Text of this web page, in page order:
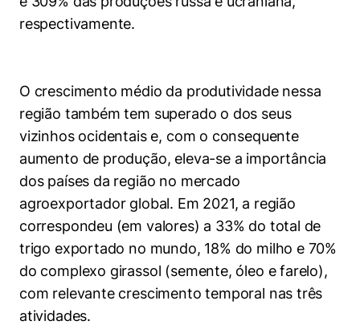
respectivamente.
O crescimento médio da produtividade nessa
região também tem superado o dos seus
vizinhos ocidentais e, com o consequente
aumento de produção, eleva-se a importância
dos países da região no mercado
agroexportador global. Em 2021, a região
correspondeu (em valores) a 33% do total de
trigo exportado no mundo, 18% do milho e 70%
do complexo girassol (semente, óleo e farelo),
com relevante crescimento temporal nas três
atividades.
Cookies estritamente necessários
Cookies de preferências de usuário